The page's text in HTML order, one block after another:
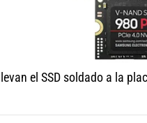
el SSD soldado a la